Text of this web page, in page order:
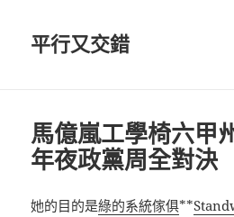
平行又交錯
馬億嵐工學椅六甲
年夜政黨周全對決
她的目的是綠的系統傢俱**